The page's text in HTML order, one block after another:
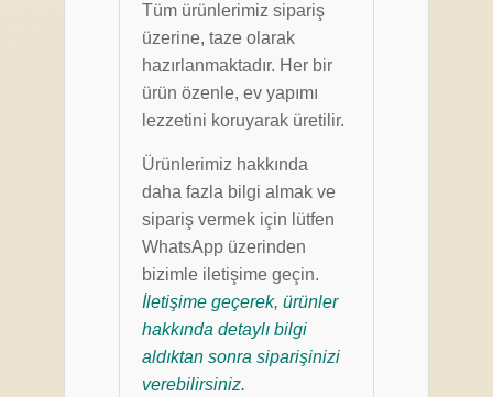
Tüm ürünlerimiz sipariş
üzerine, taze olarak
hazırlanmaktadır. Her bir
ürün özenle, ev yapımı
lezzetini koruyarak üretilir.
Ürünlerimiz hakkında
daha fazla bilgi almak ve
sipariş vermek için lütfen
WhatsApp üzerinden
bizimle iletişime geçin.
İletişime geçerek, ürünler
hakkında detaylı bilgi
aldıktan sonra siparişinizi
verebilirsiniz.